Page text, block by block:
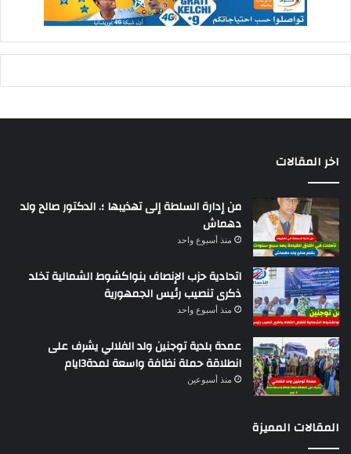
اخر المقالات
من إدارة السلطة إلى تهذيبها ؛. الدكتور صالح ولد
دهماش
منذ أسبوع واحد
اتحادية حزب الإنصاف بنواكشوط الشمالية تخلد
ذكرى تنصيب رئيس الجمهورية
منذ أسبوع واحد
عمدة بلدية توجنين ولد الفلالي يشرف على
انطلاقة حملة نظافة واسعة لمدة3ايام
منذ أسبوعين
المقالات المميزة